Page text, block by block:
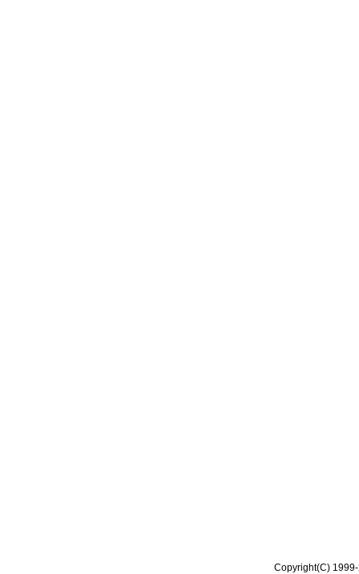
Copyright(C)